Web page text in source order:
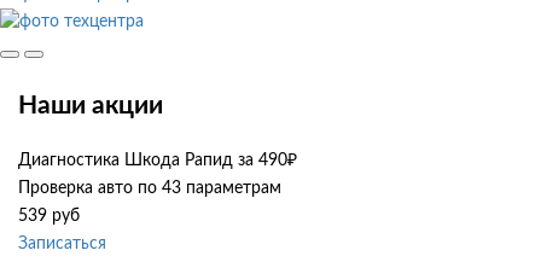
Наши акции
Диагностика Шкода Рапид за 490₽
Проверка авто по 43 параметрам
539 руб
Записаться